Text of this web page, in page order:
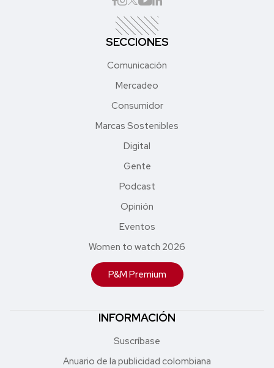
SECCIONES
Comunicación
Mercadeo
Consumidor
Marcas Sostenibles
Digital
Gente
Podcast
Opinión
Eventos
Women to watch 2026
P&M Premium
INFORMACIÓN
Suscríbase
Anuario de la publicidad colombiana